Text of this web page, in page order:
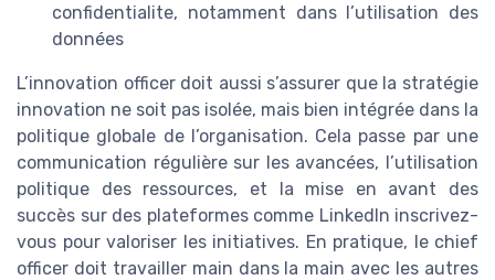
confidentialite, notamment dans l’utilisation des
données
L’innovation officer doit aussi s’assurer que la stratégie
innovation ne soit pas isolée, mais bien intégrée dans la
politique globale de l’organisation. Cela passe par une
communication régulière sur les avancées, l’utilisation
politique des ressources, et la mise en avant des
succès sur des plateformes comme LinkedIn inscrivez-
vous pour valoriser les initiatives. En pratique, le chief
officer doit travailler main dans la main avec les autres